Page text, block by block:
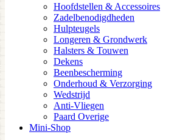
Hoofdstellen & Accessoires
Zadelbenodigdheden
Hulpteugels
Longeren & Grondwerk
Halsters & Touwen
Dekens
Beenbescherming
Onderhoud & Verzorging
Wedstrijd
Anti-Vliegen
Paard Overige
Mini-Shop